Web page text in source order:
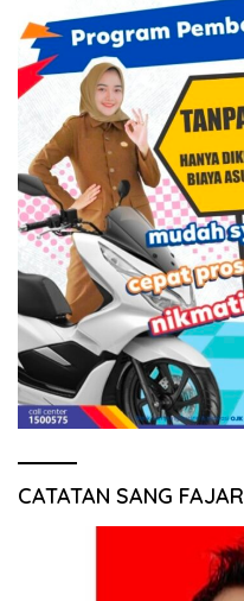
CATATAN SANG FAJAR